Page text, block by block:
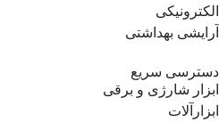
الکترونیکی
آرایشی بهداشتی
دسترسی سریع
ابزار شارژی و برقی
ابزارآلات